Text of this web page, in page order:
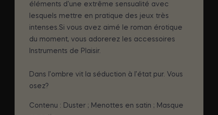
éléments d'une extrême sensualité avec
lesquels mettre en pratique des jeux très
intenses. Si vous avez aimé le roman érotique
du moment, vous adorerez les accessoires
Instruments de Plaisir.
Dans l’ombre vit la séduction à l’état pur. Vous
osez?
Contenu : Duster ; Menottes en satin ; Masque